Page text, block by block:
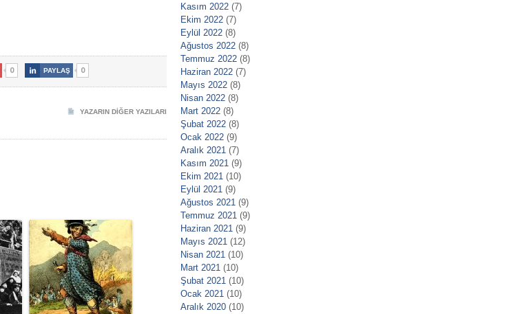
0  PAYLAŞ 0
YAZARIN DIĞER YAZILARI
Kasım 2022 (7)
Ekim 2022 (7)
Eylül 2022 (8)
Ağustos 2022 (8)
Temmuz 2022 (8)
Haziran 2022 (7)
Mayıs 2022 (8)
Nisan 2022 (8)
Mart 2022 (8)
Şubat 2022 (8)
Ocak 2022 (9)
Aralık 2021 (7)
Kasım 2021 (9)
Ekim 2021 (10)
Eylül 2021 (9)
Ağustos 2021 (9)
Temmuz 2021 (9)
Haziran 2021 (9)
Mayıs 2021 (12)
Nisan 2021 (10)
Mart 2021 (10)
Şubat 2021 (10)
Ocak 2021 (10)
Aralık 2020 (10)